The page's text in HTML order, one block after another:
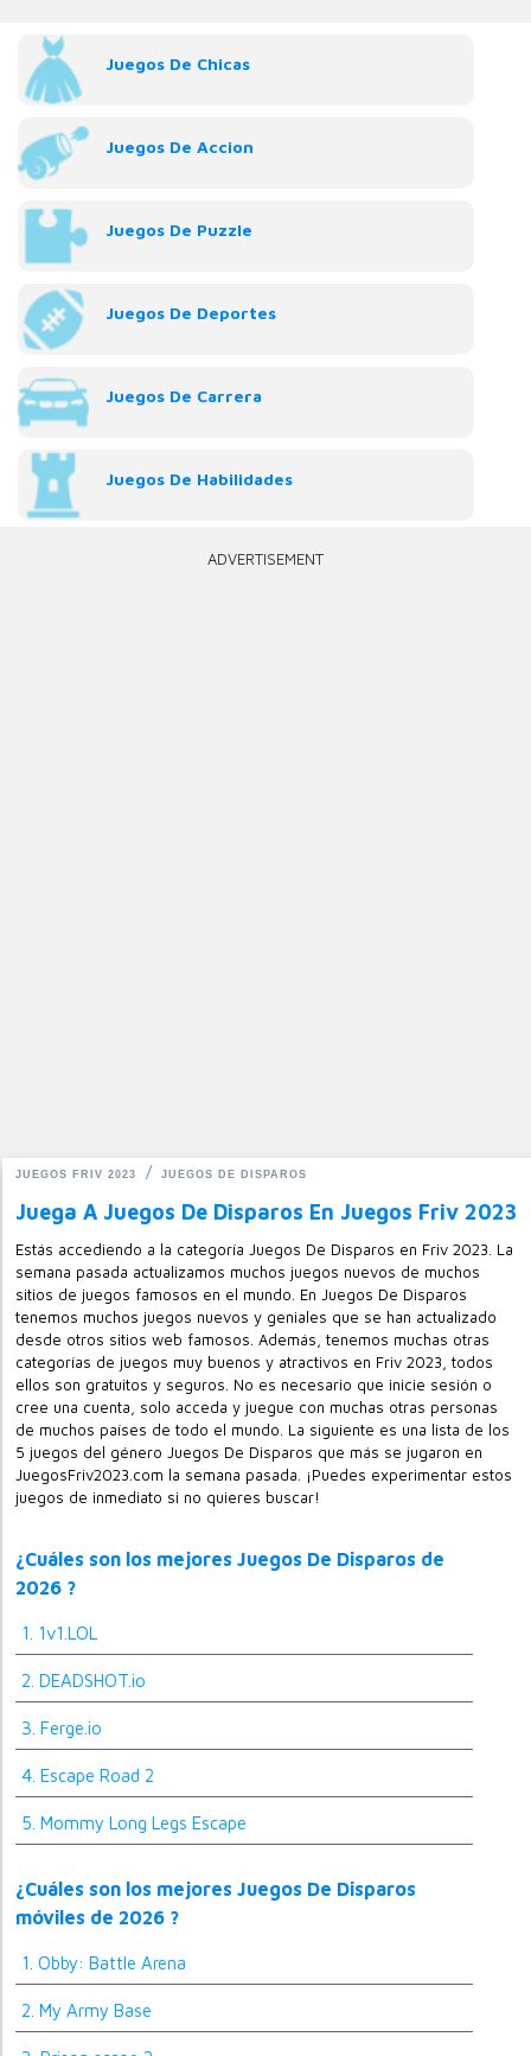
Juegos De Chicas
Juegos De Accion
Juegos De Puzzle
Juegos De Deportes
Juegos De Carrera
Juegos De Habilidades
ADVERTISEMENT
JUEGOS FRIV 2023 JUEGOS DE DISPAROS
Juega A Juegos De Disparos En Juegos Friv 2023
Estás accediendo a la categoría Juegos De Disparos en Friv 2023. La
semana pasada actualizamos muchos juegos nuevos de muchos
sitios de juegos famosos en el mundo. En Juegos De Disparos
tenemos muchos juegos nuevos y geniales que se han actualizado
desde otros sitios web famosos. Además, tenemos muchas otras
categorías de juegos muy buenos y atractivos en Friv 2023, todos
ellos son gratuitos y seguros. No es necesario que inicie sesión o
cree una cuenta, solo acceda y juegue con muchas otras personas
de muchos países de todo el mundo. La siguiente es una lista de los
5 juegos del género Juegos De Disparos que más se jugaron en
JuegosFriv2023.com la semana pasada. ¡Puedes experimentar estos
juegos de inmediato si no quieres buscar!
¿Cuáles son los mejores Juegos De Disparos de
2026 ?
1. 1v1.LOL
2. DEADSHOT.io
3. Ferge.io
4. Escape Road 2
5. Mommy Long Legs Escape
¿Cuáles son los mejores Juegos De Disparos
móviles de 2026 ?
1. Obby: Battle Arena
2. My Army Base